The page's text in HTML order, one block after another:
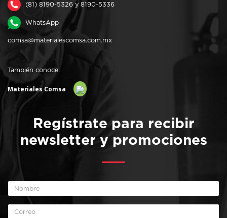
(81) 8190-5326 y 8190-5336
WhatsApp
comsa@materialescomsa.com.mx
También conoce:
Materiales Comsa
Regístrate para recibir
newsletter y promociones